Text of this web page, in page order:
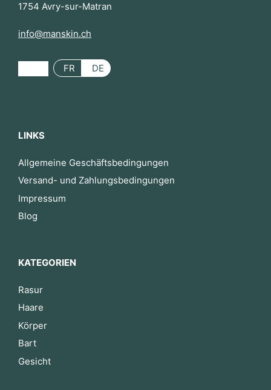
1754 Avry-sur-Matran
info@manskin.ch
FR DE
LINKS
Allgemeine Geschäftsbedingungen
Versand- und Zahlungsbedingungen
Impressum
Blog
KATEGORIEN
Rasur
Haare
Körper
Bart
Gesicht